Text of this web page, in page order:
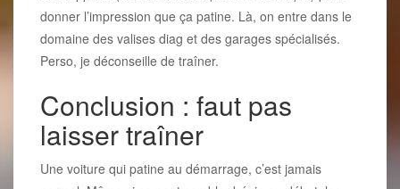
donner l’impression que ça patine. Là, on entre dans le
domaine des valises diag et des garages spécialisés.
Perso, je déconseille de traîner.
Conclusion : faut pas
laisser traîner
Une voiture qui patine au démarrage, c’est jamais